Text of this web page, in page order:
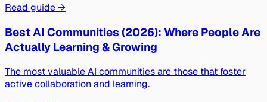
Read guide →
Best AI Communities (2026): Where People Are
Actually Learning & Growing
The most valuable AI communities are those that foster
active collaboration and learning.